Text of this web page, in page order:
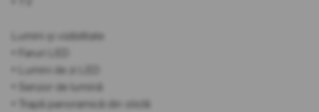
Lumini și vizibilitate
• Faruri LED
• Lumini de zi LED
• Senzor de lumină
• Trapă panoramică din sticlă